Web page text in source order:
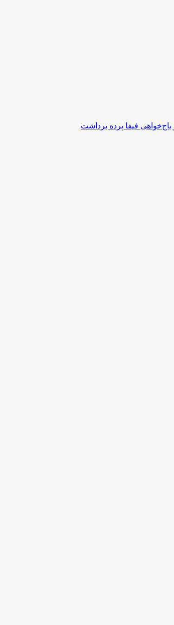
باج‌خواهی فیفا پرده برداشت